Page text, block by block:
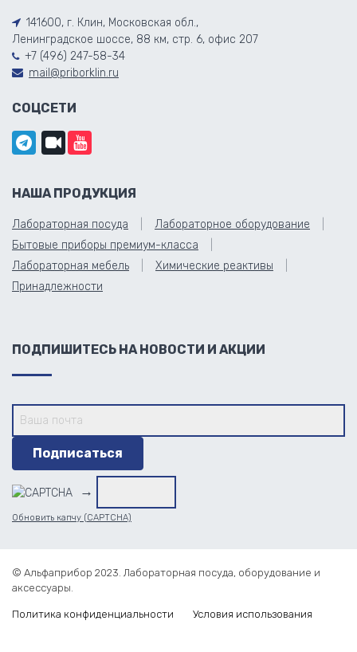
141600, г. Клин, Московская обл.,
Ленинградское шоссе, 88 км, стр. 6, офис 207
+7 (496) 247-58-34
mail@priborklin.ru
СОЦСЕТИ
НАША ПРОДУКЦИЯ
Лабораторная посуда
Лабораторное оборудование
Бытовые приборы премиум-класса
Лабораторная мебель
Химические реактивы
Принадлежности
ПОДПИШИТЕСЬ НА НОВОСТИ И АКЦИИ
→
Обновить капчу (CAPTCHA)
© Альфаприбор 2023. Лабораторная посуда, оборудование и
аксессуары.
Политика конфиденциальности Условия использования